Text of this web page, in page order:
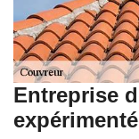
Entreprise